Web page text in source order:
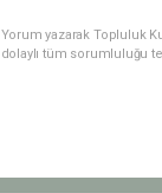
Yorum yazarak Topluluk
dolaylı tüm sorumluluğu